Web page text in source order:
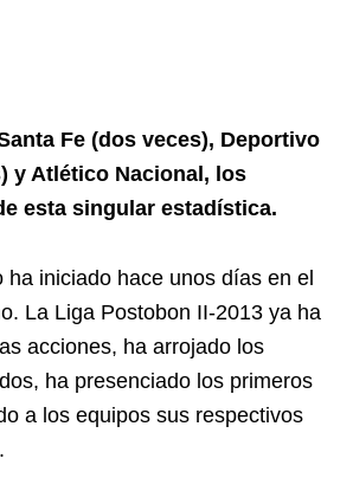
Fe (dos veces), Deportivo
y Atlético Nacional, los
esta singular estadística.
ha iniciado hace unos días en el
La Liga Postobon II-2013 ya ha
acciones, ha arrojado los
ha presenciado los primeros
a los equipos sus respectivos